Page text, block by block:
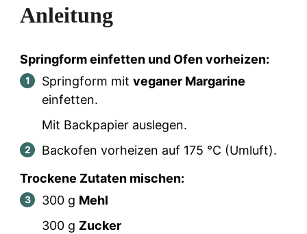
Anleitung
Springform einfetten und Ofen vorheizen:
Springform mit veganer Margarine
einfetten.
Mit Backpapier auslegen.
Backofen vorheizen auf 175 °C (Umluft).
Trockene Zutaten mischen:
300 g Mehl
300 g Zucker